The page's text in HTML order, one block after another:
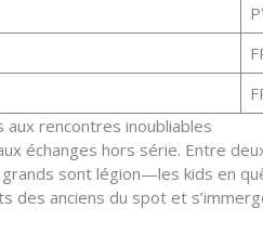
aux rencontres inoubliables
échanges hors série. Entre
sont légion—les kids en
des anciens du spot et